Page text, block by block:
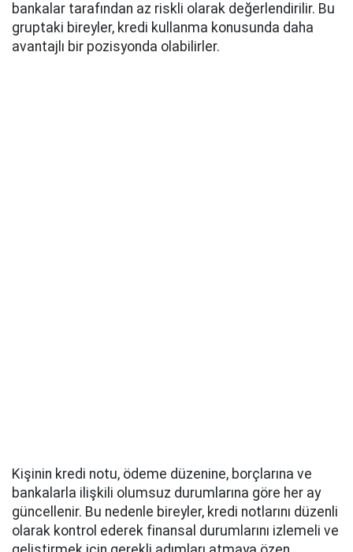
bankalar tarafından az riskli olarak değerlendirilir. Bu
gruptaki bireyler, kredi kullanma konusunda daha
avantajlı bir pozisyonda olabilirler.
Kişinin kredi notu, ödeme düzenine, borçlarına ve
bankalarla ilişkili olumsuz durumlarına göre her ay
güncellenir. Bu nedenle bireyler, kredi notlarını düzenli
olarak kontrol ederek finansal durumlarını izlemeli ve